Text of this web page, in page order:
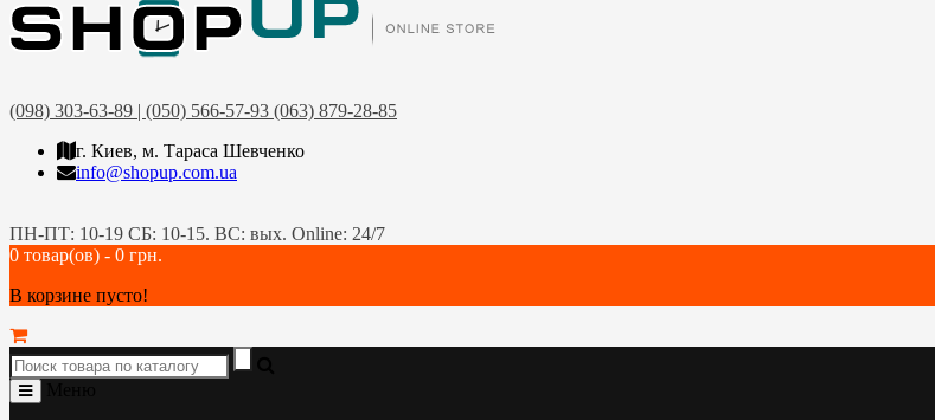
(098) 303-63-89 | (050) 566-57-93 (063) 879-28-85
г. Киев, м. Тараса Шевченко
info@shopup.com.ua
ПН-ПТ: 10-19 СБ: 10-15. ВС: вых. Online: 24/7
0 товар(ов) - 0 грн.
В корзине пусто!